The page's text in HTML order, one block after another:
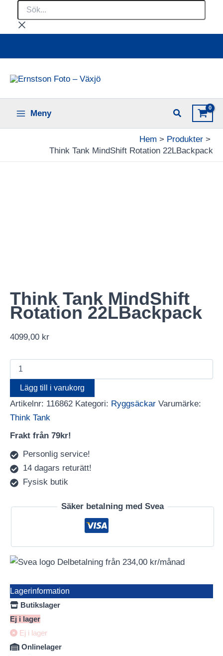
innehåll
Sök...
Meny
Hem
Produkter
Think Tank MindShift Rotation 22LBackpack
Think Tank MindShift
Rotation 22LBackpack
4099,00 kr
Tank
MindShift
Rotation
22LBackpack
mängd
Lägg till i varukorg
Artikelnr: 116862 Kategori: Ryggsäckar Varumärke:
Think Tank
Frakt från 79kr!
Personlig service!
14 dagars returätt!
Fysisk butik
Säker betalning med Svea
Delbetalning från 234,00 kr/månad
Lagerinformation
Butikslager
Ej i lager
Ej i lager
Onlinelager